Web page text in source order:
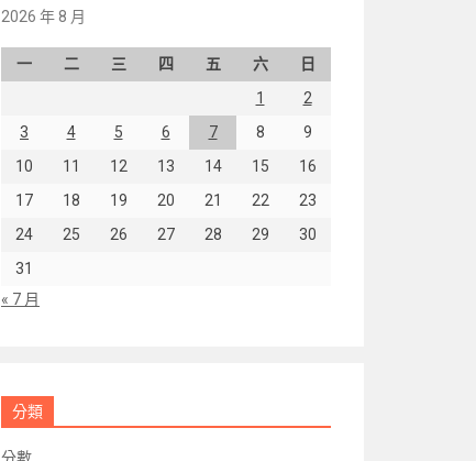
2026 年 8 月
一 二 三 四 五 六
日
1
2
3
4 5 6 7 8
9
10
11 12 13 14 15
16
17
18 19 20 21 22
23
24
25 26 27 28 29
30
31
« 7 月
分類